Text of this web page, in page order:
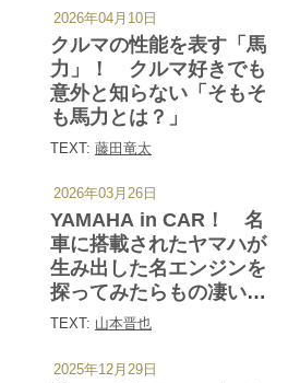
クルマの性能を表す「馬
力」！ クルマ好きでも
意外と知らない「そもそ
も馬力とは？」
TEXT: 藤田竜太
2026年04月10日
YAMAHA in CAR！ 名
車に搭載されたヤマハが
生み出した名エンジンを
探ってみたらもの凄い数
だった
TEXT: 山本晋也
2026年03月26日
2025年12月29日